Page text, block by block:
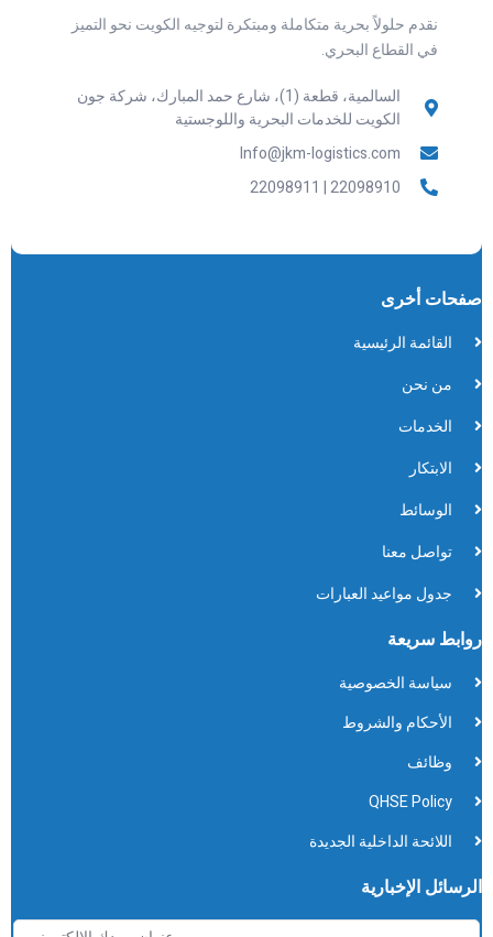
نقدم حلولاً بحرية متكاملة ومبتكرة لتوجيه الكويت نحو التميز
في القطاع البحري.
السالمية، قطعة (1)، شارع حمد المبارك، شركة جون
الكويت للخدمات البحرية واللوجستية
Info@jkm-logistics.com
22098910 | 22098911
صفحات أخرى
القائمة الرئيسية
من نحن
الخدمات
الابتكار
الوسائط
تواصل معنا
جدول مواعيد العبارات
روابط سريعة
سياسة الخصوصية
الأحكام والشروط
وظائف
QHSE Policy
اللائحة الداخلية الجديدة
الرسائل الإخبارية